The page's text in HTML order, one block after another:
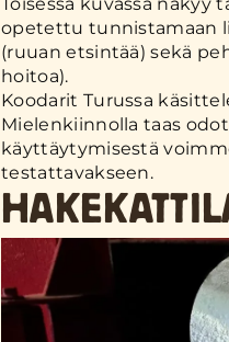
opetettu tunnistamaan
(ruuan etsintää) sekä
hoitoa).
Koodarit Turussa
Mielenkiinnolla taas
käyttäytymisestä
testattavakseen.